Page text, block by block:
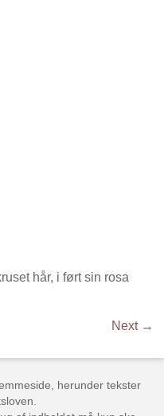
hår, i ført sin rosa
Next →
herunder tekster